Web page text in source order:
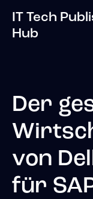
IT Tech
Hub
Der
von
für